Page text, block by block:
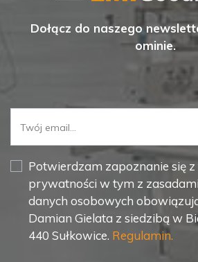
Dołącz do naszego
ominie.
Potwierdzam zapoznanie się
prywatności w tym z
danych osobowych
Damian Gielata z siedzibą w
440 Sułkowice. Regulamin.